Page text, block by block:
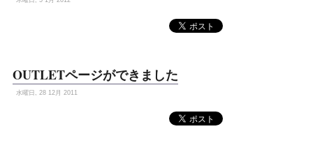
OUTLETページができました
水曜日, 28 12月 2011